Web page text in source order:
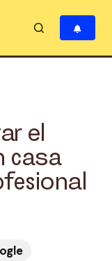
el
casa